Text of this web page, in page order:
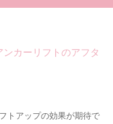
ンカーリフトのアフタ
トアップの効果が期待で